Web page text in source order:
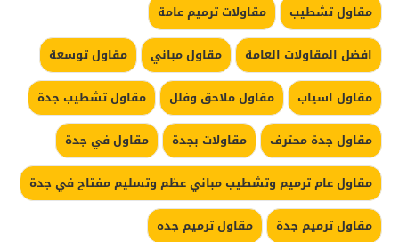
مقاول تشطيب
مقاولات ترميم عامة
افضل المقاولات العامة
مقاول مباني
مقاول توسعة
مقاول اسياب
مقاول ملاحق وفلل
مقاول تشطيب جدة
مقاول جدة محترف
مقاولات بجدة
مقاول في جدة
مقاول عام ترميم وتشطيب مباني عظم وتسليم مفتاح في جدة
مقاول ترميم جدة
مقاول ترميم جده